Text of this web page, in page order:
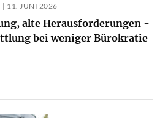
| 11. JUNI 2026
alte Herausforderungen -
bei weniger Bürokratie